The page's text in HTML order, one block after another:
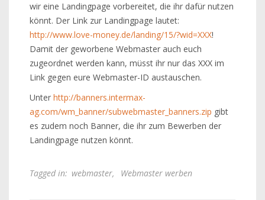
wir eine Landingpage vorbereitet, die ihr dafür nutzen
könnt. Der Link zur Landingpage lautet:
http://www.love-money.de/landing/15/?wid=XXX!
Damit der geworbene Webmaster auch euch
zugeordnet werden kann, müsst ihr nur das XXX im
Link gegen eure Webmaster-ID austauschen.
Unter http://banners.intermax-
ag.com/wm_banner/subwebmaster_banners.zip gibt
es zudem noch Banner, die ihr zum Bewerben der
Landingpage nutzen könnt.
Tagged in: webmaster, Webmaster werben